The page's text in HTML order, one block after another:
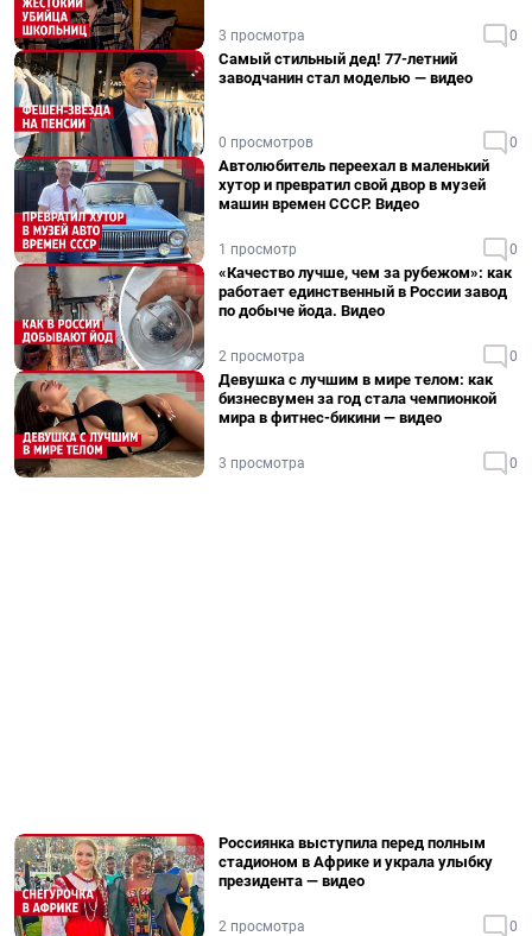
3 просмотра 0
Самый стильный дед! 77-летний
заводчанин стал моделью — видео
0 просмотров 0
Автолюбитель переехал в маленький
хутор и превратил свой двор в музей
машин времен СССР. Видео
1 просмотр 0
«Качество лучше, чем за рубежом»: как
работает единственный в России завод
по добыче йода. Видео
2 просмотра 0
Девушка с лучшим в мире телом: как
бизнесвумен за год стала чемпионкой
мира в фитнес-бикини — видео
3 просмотра 0
Россиянка выступила перед полным
стадионом в Африке и украла улыбку
президента — видео
2 просмотра 0